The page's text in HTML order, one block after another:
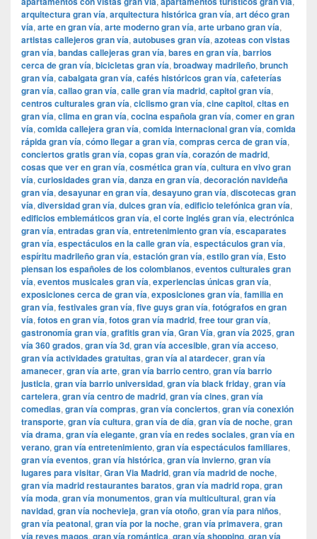
arquitectura gran vía, arquitectura histórica gran vía, art déco gran
vía, arte en gran vía, arte moderno gran vía, arte urbano gran vía,
artistas callejeros gran vía, autobuses gran vía, azoteas con vistas
gran vía, bandas callejeras gran vía, bares en gran vía, barrios
cerca de gran vía, bicicletas gran vía, broadway madrileño, brunch
gran vía, cabalgata gran vía, cafés históricos gran vía, cafeterías
gran vía, callao gran vía, calle gran vía madrid, capitol gran vía,
centros culturales gran vía, ciclismo gran vía, cine capitol, citas en
gran vía, clima en gran vía, cocina española gran vía, comer en gran
vía, comida callejera gran vía, comida internacional gran vía, comida
rápida gran vía, cómo llegar a gran vía, compras cerca de gran vía,
conciertos gratis gran vía, copas gran vía, corazón de madrid,
cosas que ver en gran vía, cosmética gran vía, cultura en vivo gran
vía, curiosidades gran vía, danza en gran vía, decoración navideña
gran vía, desayunar en gran vía, desayuno gran vía, discotecas gran
vía, diversidad gran vía, dulces gran vía, edificio telefónica gran vía,
edificios emblemáticos gran vía, el corte inglés gran vía, electrónica
gran vía, entradas gran vía, entretenimiento gran vía, escaparates
gran vía, espectáculos en la calle gran vía, espectáculos gran vía,
espíritu madrileño gran vía, estación gran vía, estilo gran vía, Esto
piensan los españoles de los colombianos, eventos culturales gran
vía, eventos musicales gran vía, experiencias únicas gran vía,
exposiciones cerca de gran vía, exposiciones gran vía, familia en
gran vía, festivales gran vía, five guys gran vía, fotógrafos en gran
vía, fotos en gran vía, fotos gran vía madrid, free tour gran vía,
gastronomía gran vía, grafitis gran vía, Gran Vía, gran vía 2025, gran
vía 360 grados, gran vía 3d, gran vía accesible, gran vía acceso,
gran vía actividades gratuitas, gran vía al atardecer, gran vía
amanecer, gran vía arte, gran vía barrio centro, gran vía barrio
justicia, gran vía barrio universidad, gran vía black friday, gran vía
cartelera, gran vía centro de madrid, gran vía cines, gran vía
comedias, gran vía compras, gran vía conciertos, gran vía conexión
transporte, gran vía cultura, gran vía de día, gran vía de noche, gran
vía drama, gran vía elegante, gran vía en redes sociales, gran vía en
verano, gran vía entretenimiento, gran vía espectáculos familiares,
gran vía eventos, gran vía histórica, gran vía invierno, gran vía
lugares para visitar, ​​Gran Via Madrid, gran vía madrid de noche,
gran vía madrid restaurantes baratos, gran vía madrid ropa, gran
vía moda, gran vía monumentos, gran vía multicultural, gran vía
navidad, gran vía nochevieja, gran vía otoño, gran vía para niños,
gran vía peatonal, gran vía por la noche, gran vía primavera, gran
vía reyes magos, gran vía romántica, gran vía shopping, gran vía